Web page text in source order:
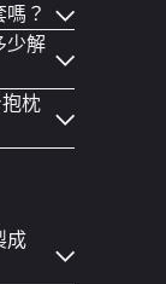
？
少解
枕
成